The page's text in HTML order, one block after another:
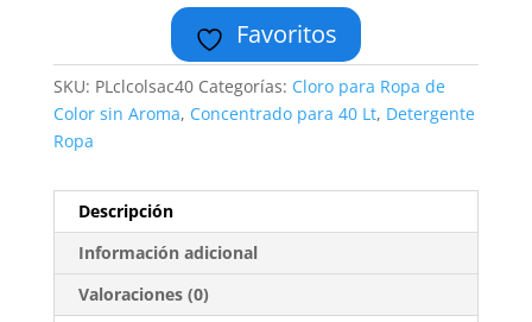
Favoritos
SKU: PLclcolsac40 Categorías: Cloro para Ropa de
Color sin Aroma, Concentrado para 40 Lt, Detergente
Ropa
Descripción
Información adicional
Valoraciones (0)